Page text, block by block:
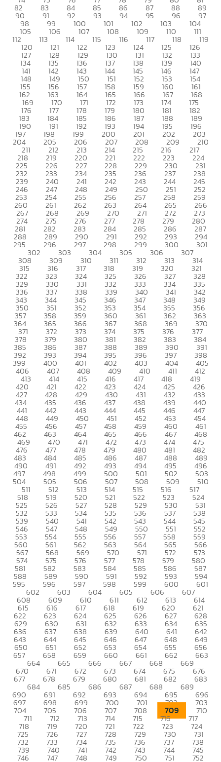
82 83 84 85 86 87 88 89
90 91 92 93 94 95 96 97
98 99 100 101 102 103 104
105 106 107 108 109 110 111
112 113 114 115 116 117 118 119
120 121 122 123 124 125 126
127 128 129 130 131 132 133
134 135 136 137 138 139 140
141 142 143 144 145 146 147
148 149 150 151 152 153 154
155 156 157 158 159 160 161
162 163 164 165 166 167 168
169 170 171 172 173 174 175
176 177 178 179 180 181 182
183 184 185 186 187 188 189
190 191 192 193 194 195 196
197 198 199 200 201 202 203
204 205 206 207 208 209 210
211 212 213 214 215 216 217
218 219 220 221 222 223 224
225 226 227 228 229 230 231
232 233 234 235 236 237 238
239 240 241 242 243 244 245
246 247 248 249 250 251 252
253 254 255 256 257 258 259
260 261 262 263 264 265 266
267 268 269 270 271 272 273
274 275 276 277 278 279 280
281 282 283 284 285 286 287
288 289 290 291 292 293 294
295 296 297 298 299 300 301
302 303 304 305 306 307
308 309 310 311 312 313 314
315 316 317 318 319 320 321
322 323 324 325 326 327 328
329 330 331 332 333 334 335
336 337 338 339 340 341 342
343 344 345 346 347 348 349
350 351 352 353 354 355 356
357 358 359 360 361 362 363
364 365 366 367 368 369 370
371 372 373 374 375 376 377
378 379 380 381 382 383 384
385 386 387 388 389 390 391
392 393 394 395 396 397 398
399 400 401 402 403 404 405
406 407 408 409 410 411 412
413 414 415 416 417 418 419
420 421 422 423 424 425 426
427 428 429 430 431 432 433
434 435 436 437 438 439 440
441 442 443 444 445 446 447
448 449 450 451 452 453 454
455 456 457 458 459 460 461
462 463 464 465 466 467 468
469 470 471 472 473 474 475
476 477 478 479 480 481 482
483 484 485 486 487 488 489
490 491 492 493 494 495 496
497 498 499 500 501 502 503
504 505 506 507 508 509 510
511 512 513 514 515 516 517
518 519 520 521 522 523 524
525 526 527 528 529 530 531
532 533 534 535 536 537 538
539 540 541 542 543 544 545
546 547 548 549 550 551 552
553 554 555 556 557 558 559
560 561 562 563 564 565 566
567 568 569 570 571 572 573
574 575 576 577 578 579 580
581 582 583 584 585 586 587
588 589 590 591 592 593 594
595 596 597 598 599 600 601
602 603 604 605 606 607
608 609 610 611 612 613 614
615 616 617 618 619 620 621
622 623 624 625 626 627 628
629 630 631 632 633 634 635
636 637 638 639 640 641 642
643 644 645 646 647 648 649
650 651 652 653 654 655 656
657 658 659 660 661 662 663
664 665 666 667 668 669
670 671 672 673 674 675 676
677 678 679 680 681 682 683
684 685 686 687 688 689
690 691 692 693 694 695 696
697 698 699 700 701 702 703
704 705 706 707 708 709 710
711 712 713 714 715 716 717
718 719 720 721 722 723 724
725 726 727 728 729 730 731
732 733 734 735 736 737 738
739 740 741 742 743 744 745
746 747 748 749 750 751 752